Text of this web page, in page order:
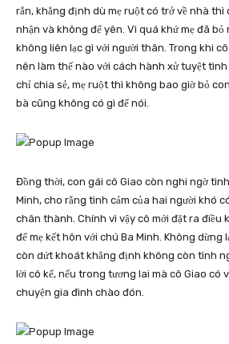
rắn, khẳng định dù mẹ ruột có trở về nhà thì
nhận và không để yên. Vì quá khứ mẹ đã
không liên lạc gì với người thân. Trong khi
nên làm thế nào với cách hành xử tuyệt tình
chỉ chia sẻ, mẹ ruột thì không bao giờ bỏ
bà cũng không có gì để nói.
Đồng thời, con gái cô Giao còn nghi ngờ
Minh, cho rằng tình cảm của hai người khó
chân thành. Chính vì vậy cô mới đặt ra điều
để mẹ kết hôn với chú Ba Minh. Không dừng
còn dứt khoát khẳng định không còn tình
lời cô kể, nếu trong tương lai mà cô Giao có
chuyện gia đình chào đón.